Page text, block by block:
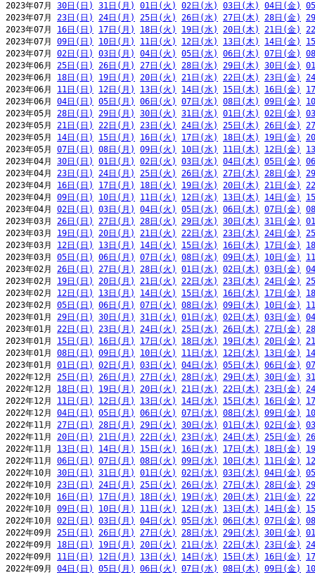
2023年07月 30日(日) 31日(月) 01日(火) 02日(水) 03日(木) 04日(金)
2023年07月 23日(日) 24日(月) 25日(火) 26日(水) 27日(木) 28日(金)
2023年07月 16日(日) 17日(月) 18日(火) 19日(水) 20日(木) 21日(金)
2023年07月 09日(日) 10日(月) 11日(火) 12日(水) 13日(木) 14日(金)
2023年07月 02日(日) 03日(月) 04日(火) 05日(水) 06日(木) 07日(金)
2023年06月 25日(日) 26日(月) 27日(火) 28日(水) 29日(木) 30日(金)
2023年06月 18日(日) 19日(月) 20日(火) 21日(水) 22日(木) 23日(金)
2023年06月 11日(日) 12日(月) 13日(火) 14日(水) 15日(木) 16日(金)
2023年06月 04日(日) 05日(月) 06日(火) 07日(水) 08日(木) 09日(金)
2023年05月 28日(日) 29日(月) 30日(火) 31日(水) 01日(木) 02日(金)
2023年05月 21日(日) 22日(月) 23日(火) 24日(水) 25日(木) 26日(金)
2023年05月 14日(日) 15日(月) 16日(火) 17日(水) 18日(木) 19日(金)
2023年05月 07日(日) 08日(月) 09日(火) 10日(水) 11日(木) 12日(金)
2023年04月 30日(日) 01日(月) 02日(火) 03日(水) 04日(木) 05日(金)
2023年04月 23日(日) 24日(月) 25日(火) 26日(水) 27日(木) 28日(金)
2023年04月 16日(日) 17日(月) 18日(火) 19日(水) 20日(木) 21日(金)
2023年04月 09日(日) 10日(月) 11日(火) 12日(水) 13日(木) 14日(金)
2023年04月 02日(日) 03日(月) 04日(火) 05日(水) 06日(木) 07日(金)
2023年03月 26日(日) 27日(月) 28日(火) 29日(水) 30日(木) 31日(金)
2023年03月 19日(日) 20日(月) 21日(火) 22日(水) 23日(木) 24日(金)
2023年03月 12日(日) 13日(月) 14日(火) 15日(水) 16日(木) 17日(金)
2023年03月 05日(日) 06日(月) 07日(火) 08日(水) 09日(木) 10日(金)
2023年02月 26日(日) 27日(月) 28日(火) 01日(水) 02日(木) 03日(金)
2023年02月 19日(日) 20日(月) 21日(火) 22日(水) 23日(木) 24日(金)
2023年02月 12日(日) 13日(月) 14日(火) 15日(水) 16日(木) 17日(金)
2023年02月 05日(日) 06日(月) 07日(火) 08日(水) 09日(木) 10日(金)
2023年01月 29日(日) 30日(月) 31日(火) 01日(水) 02日(木) 03日(金)
2023年01月 22日(日) 23日(月) 24日(火) 25日(水) 26日(木) 27日(金)
2023年01月 15日(日) 16日(月) 17日(火) 18日(水) 19日(木) 20日(金)
2023年01月 08日(日) 09日(月) 10日(火) 11日(水) 12日(木) 13日(金)
2023年01月 01日(日) 02日(月) 03日(火) 04日(水) 05日(木) 06日(金)
2022年12月 25日(日) 26日(月) 27日(火) 28日(水) 29日(木) 30日(金)
2022年12月 18日(日) 19日(月) 20日(火) 21日(水) 22日(木) 23日(金)
2022年12月 11日(日) 12日(月) 13日(火) 14日(水) 15日(木) 16日(金)
2022年12月 04日(日) 05日(月) 06日(火) 07日(水) 08日(木) 09日(金)
2022年11月 27日(日) 28日(月) 29日(火) 30日(水) 01日(木) 02日(金)
2022年11月 20日(日) 21日(月) 22日(火) 23日(水) 24日(木) 25日(金)
2022年11月 13日(日) 14日(月) 15日(火) 16日(水) 17日(木) 18日(金)
2022年11月 06日(日) 07日(月) 08日(火) 09日(水) 10日(木) 11日(金)
2022年10月 30日(日) 31日(月) 01日(火) 02日(水) 03日(木) 04日(金)
2022年10月 23日(日) 24日(月) 25日(火) 26日(水) 27日(木) 28日(金)
2022年10月 16日(日) 17日(月) 18日(火) 19日(水) 20日(木) 21日(金)
2022年10月 09日(日) 10日(月) 11日(火) 12日(水) 13日(木) 14日(金)
2022年10月 02日(日) 03日(月) 04日(火) 05日(水) 06日(木) 07日(金)
2022年09月 25日(日) 26日(月) 27日(火) 28日(水) 29日(木) 30日(金)
2022年09月 18日(日) 19日(月) 20日(火) 21日(水) 22日(木) 23日(金)
2022年09月 11日(日) 12日(月) 13日(火) 14日(水) 15日(木) 16日(金)
2022年09月 04日(日) 05日(月) 06日(火) 07日(水) 08日(木) 09日(金)